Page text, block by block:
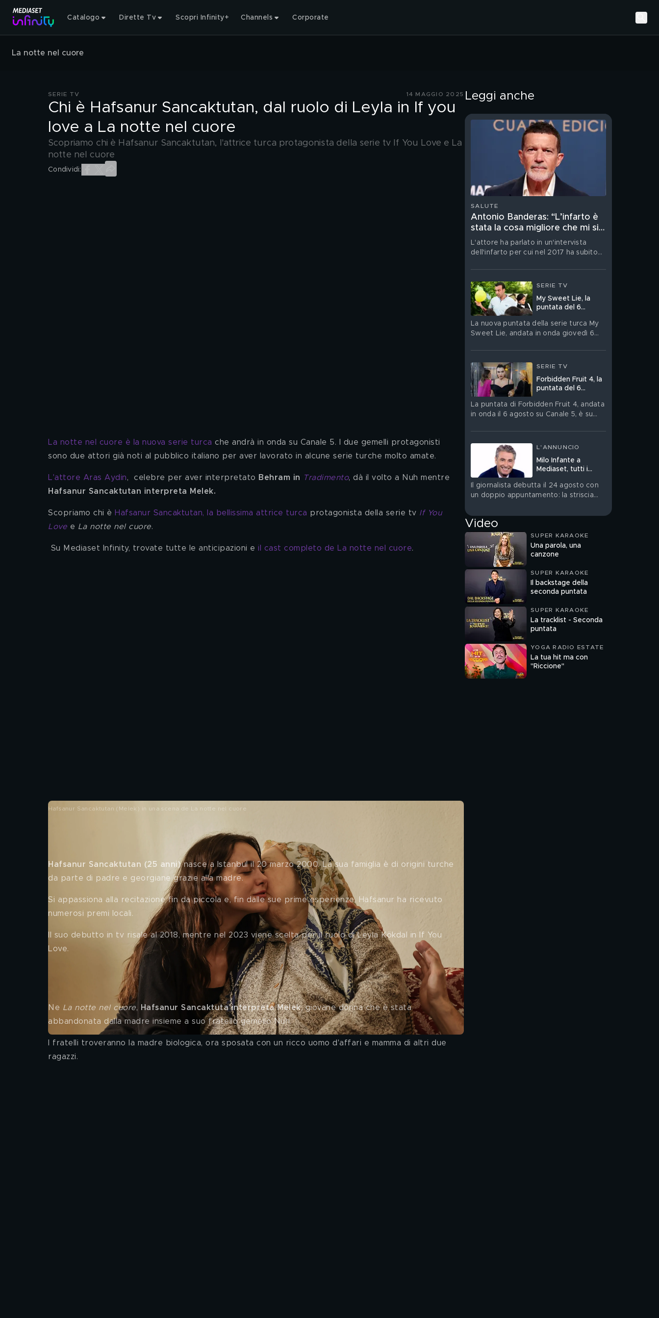
Catalogo Dirette Tv Scopri Infinity+ Channels Corporate
La notte nel cuore
SERIE TV 14 MAGGIO 2025
Chi è Hafsanur Sancaktutan, dal ruolo di Leyla in If you
love a La notte nel cuore
Scopriamo chi è Hafsanur Sancaktutan, l'attrice turca protagonista della serie tv If You Love e La
notte nel cuore
Condividi:
La notte nel cuore è la nuova serie turca che andrà in onda su Canale 5. I due gemelli protagonisti
sono due attori già noti al pubblico italiano per aver lavorato in alcune serie turche molto amate.
L'attore Aras Aydin,  celebre per aver interpretato Behram in Tradimento, dà il volto a Nuh mentre
Hafsanur Sancaktutan interpreta Melek.
Scopriamo chi è Hafsanur Sancaktutan, la bellissima attrice turca protagonista della serie tv If You
Love e La notte nel cuore.
Su Mediaset Infinity, trovate tutte le anticipazioni e il cast completo de La notte nel cuore.
Hafsanur Sancaktutan (Melek) in una scena de La notte nel cuore
Chi è Hafsanur Sancaktutan: vita privata, carriera e fidanzato
Hafsanur Sancaktutan (25 anni) nasce a Istanbul il 20 marzo 2000. La sua famiglia è di origini turche
da parte di padre e georgiane grazie alla madre.
Si appassiona alla recitazione fin da piccola e, fin dalle sue prime esperienze, Hafsanur ha ricevuto
numerosi premi locali.
Il suo debutto in tv risale al 2018, mentre nel 2023 viene scelta per il ruolo di Leyla Kökdal in If You
Love.
Hafsanur Sancaktutan è Melek ne La notte nel cuore
Ne La notte nel cuore, Hafsanur Sancaktuta interpreta Melek, giovane donna che è stata
abbandonata dalla madre insieme a suo fratello gemello Nuh.
I fratelli troveranno la madre biologica, ora sposata con un ricco uomo d'affari e mamma di altri due
ragazzi.
Leggi anche
SALUTE
Antonio Banderas: “L’infarto è
stata la cosa migliore che mi sia
mai capitata nella vita”
L'attore ha parlato in un'intervista
dell'infarto per cui nel 2017 ha subito
SERIE TV
My Sweet Lie, la
puntata del 6
La nuova puntata della serie turca My
Sweet Lie, andata in onda giovedì 6
SERIE TV
Forbidden Fruit 4, la
puntata del 6
La puntata di Forbidden Fruit 4, andata
in onda il 6 agosto su Canale 5, è su
L'ANNUNCIO
Milo Infante a
Mediaset, tutti i
Il giornalista debutta il 24 agosto con
un doppio appuntamento: la striscia
– Il Diario su Canale 5
Video
SUPER KARAOKE
Una parola, una
canzone
SUPER KARAOKE
Il backstage della
seconda puntata
SUPER KARAOKE
La tracklist - Seconda
puntata
YOGA RADIO ESTATE
La tua hit ma con
"Riccione"